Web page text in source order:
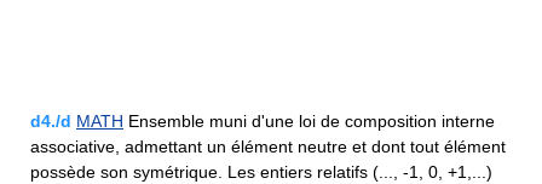
d4./d MATH Ensemble muni d'une loi de composition interne
associative, admettant un élément neutre et dont tout élément
possède son symétrique. Les entiers relatifs (..., -1, 0, +1,...)